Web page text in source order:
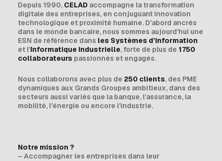
Depuis 1990, CELAD accompagne la transformation
digitale des entreprises, en conjuguant innovation
technologique et proximité humaine. D’abord ancrés
dans le monde bancaire, nous sommes aujourd’hui une
ESN de référence dans les Systèmes d’Information
et l’Informatique Industrielle, forte de plus de 1750
collaborateurs passionnés et engagés.
Nous collaborons avec plus de 250 clients, des PME
dynamiques aux Grands Groupes ambitieux, dans des
secteurs aussi variés que la banque, l’assurance, la
mobilité, l’énergie ou encore l’industrie.
Notre mission ?
– Accompagner les entreprises dans leur